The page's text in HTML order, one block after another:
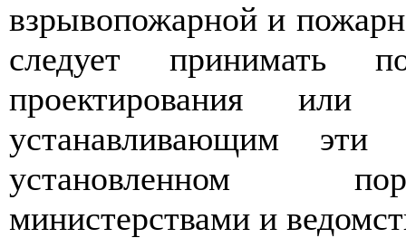
взрывопожарной и
следует принимать
проектирования или
устанавливающим эти
установленном
министерствами и